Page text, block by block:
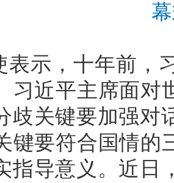
表示，十年前，
习近平主席面对
歧关键要加强对
键要符合国情的
指导意义。近日